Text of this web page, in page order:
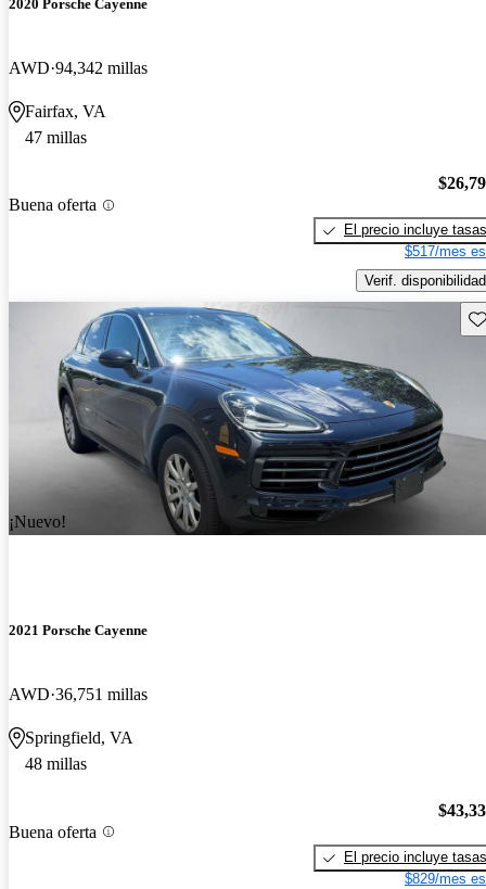
2020 Porsche Cayenne
AWD 94,342 millas
Fairfax, VA
47 millas
Buena oferta
El precio incluye tasas
$517/mes
Verif. disponibilidad
¡Nuevo!
2021 Porsche Cayenne
AWD 36,751 millas
Springfield, VA
48 millas
Buena oferta
El precio incluye tasas
$829/mes